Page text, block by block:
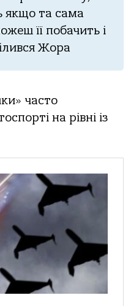
якщо та сама
її побачить і
Жора
часто
на рівні із